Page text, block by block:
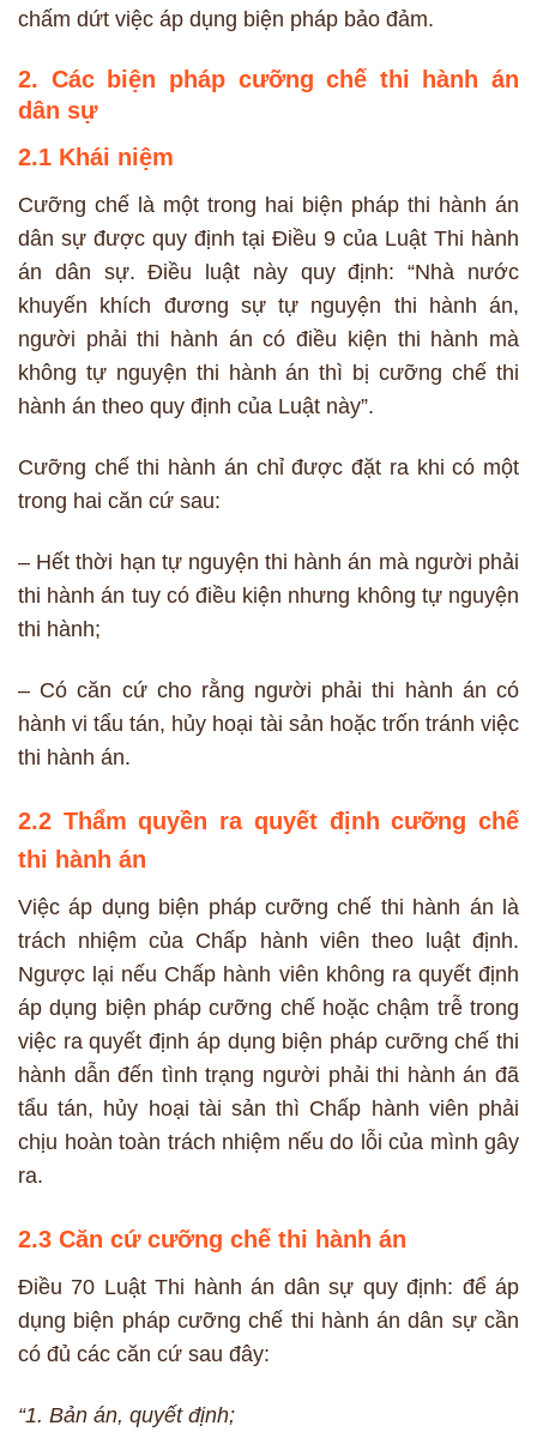
chấm dứt việc áp dụng biện pháp bảo đảm.
2. Các biện pháp cưỡng chế thi hành án
dân sự
2.1 Khái niệm
Cưỡng chế là một trong hai biện pháp thi hành án
dân sự được quy định tại Điều 9 của Luật Thi hành
án dân sự. Điều luật này quy định: “Nhà nước
khuyến khích đương sự tự nguyện thi hành án,
người phải thi hành án có điều kiện thi hành mà
không tự nguyện thi hành án thì bị cưỡng chế thi
hành án theo quy định của Luật này”.
Cưỡng chế thi hành án chỉ được đặt ra khi có một
trong hai căn cứ sau:
– Hết thời hạn tự nguyện thi hành án mà người phải
thi hành án tuy có điều kiện nhưng không tự nguyện
thi hành;
– Có căn cứ cho rằng người phải thi hành án có
hành vi tẩu tán, hủy hoại tài sản hoặc trốn tránh việc
thi hành án.
2.2 Thẩm quyền ra quyết định cưỡng chế
thi hành án
Việc áp dụng biện pháp cưỡng chế thi hành án là
trách nhiệm của Chấp hành viên theo luật định.
Ngược lại nếu Chấp hành viên không ra quyết định
áp dụng biện pháp cưỡng chế hoặc chậm trễ trong
việc ra quyết định áp dụng biện pháp cưỡng chế thi
hành dẫn đến tình trạng người phải thi hành án đã
tẩu tán, hủy hoại tài sản thì Chấp hành viên phải
chịu hoàn toàn trách nhiệm nếu do lỗi của mình gây
ra.
2.3 Căn cứ cưỡng chế thi hành án
Điều 70 Luật Thi hành án dân sự quy định: để áp
dụng biện pháp cưỡng chế thi hành án dân sự cần
có đủ các căn cứ sau đây:
“1. Bản án, quyết định;